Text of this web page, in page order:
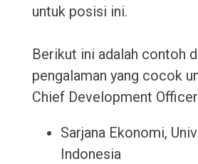
untuk posisi ini.
Berikut ini adalah contoh
pengalaman yang cocok
Chief Development
Sarjana Ekonomi,
Indonesia